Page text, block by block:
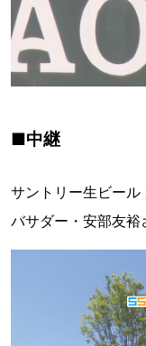
■中継
サントリー生ビー
バサダー・安部友裕